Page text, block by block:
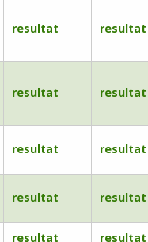
resultat resultat
resultat resultat
resultat resultat
resultat resultat
resultat resultat